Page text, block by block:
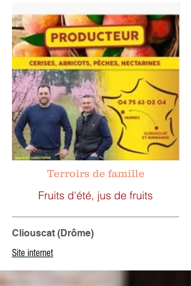
Terroirs de famille
Fruits d'été, jus de fruits
Cliouscat (Drôme)
Site internet